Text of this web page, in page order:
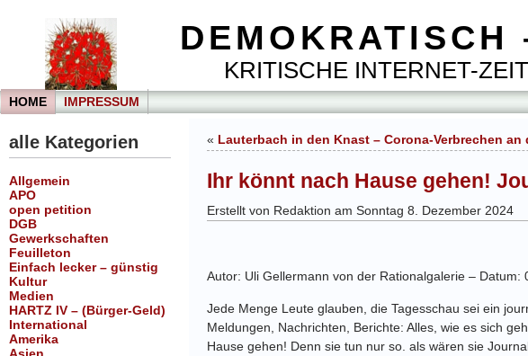
DEMOKRATISCH
KRITISCHE INTERNET-
HOME IMPRESSUM
alle Kategorien
Allgemein
APO
open petition
DGB
Gewerkschaften
Feuilleton
Einfach lecker – günstig
Kultur
Medien
HARTZ IV – (Bürger-Geld)
International
Amerika
Asien
« Lauterbach in den Knast – Corona-Verbrechen an
Ihr könnt nach Hause gehen!
Erstellt von Redaktion am Sonntag 8. Dezember 2024
Autor: Uli Gellermann von der Rationalgalerie – Datum:
Jede Menge Leute glauben, die Tagesschau sei ein
Meldungen, Nachrichten, Berichte: Alles, wie es sich
Hause gehen! Denn sie tun nur so. als wären sie